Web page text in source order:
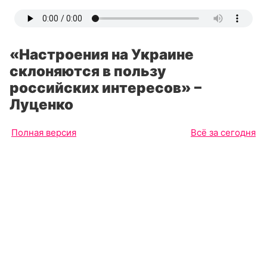
«Настроения на Украине
склоняются в пользу
российских интересов» –
Луценко
Полная версия Всё за сегодня